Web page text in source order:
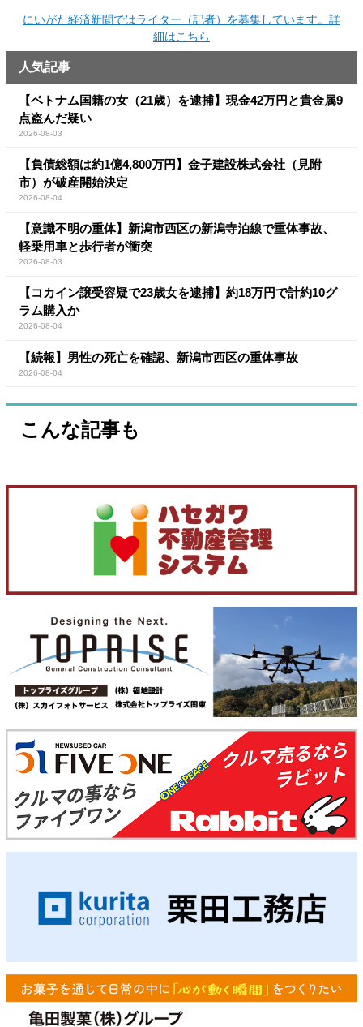
にいがた経済新聞ではライター（記者）を募集しています。詳
細はこちら
人気記事
【ベトナム国籍の女（21歳）を逮捕】現金42万円と貴金属9
点盗んだ疑い
2026-08-03
【負債総額は約1億4,800万円】金子建設株式会社（見附
市）が破産開始決定
2026-08-04
【意識不明の重体】新潟市西区の新潟寺泊線で重体事故、
軽乗用車と歩行者が衝突
2026-08-03
【コカイン譲受容疑で23歳女を逮捕】約18万円で計約10グ
ラム購入か
2026-08-04
【続報】男性の死亡を確認、新潟市西区の重体事故
2026-08-04
こんな記事も